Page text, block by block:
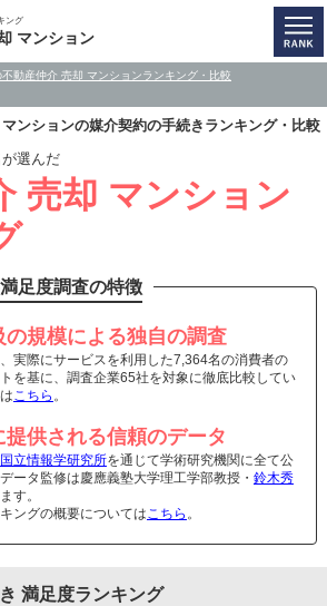
ング
マンション
不動産仲介 売却 マンションランキング・比較
マンションの媒介契約の手続きランキング・比較
選んだ
売却 マンション
足度調査の特徴
の規模による独自の調査
実際にサービスを利用した7,364名の消費者の
を基に、調査企業65社を対象に徹底比較してい
こちら 。
提供される信頼のデータ
国立情報学研究所を通じて学術研究機関に全て公
ータ監修は慶應義塾大学理工学部教授・ 鈴木秀
す。
ングの概要についてはこちら 。
満足度ランキング